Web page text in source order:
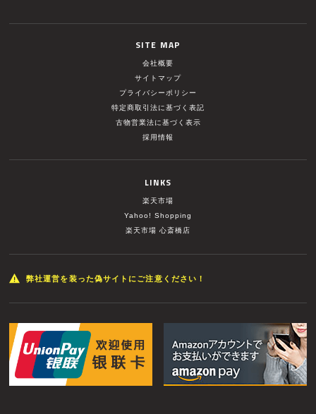
SITE MAP
会社概要
サイトマップ
プライバシーポリシー
特定商取引法に基づく表記
古物営業法に基づく表示
採用情報
LINKS
楽天市場
Yahoo! Shopping
楽天市場 心斎橋店
弊社運営を装った偽サイトにご注意ください！